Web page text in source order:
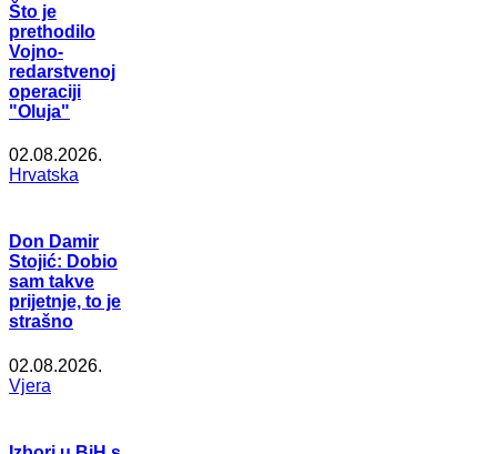
Što je
prethodilo
Vojno-
redarstvenoj
operaciji
"Oluja"
02.08.2026.
Hrvatska
Don Damir
Stojić: Dobio
sam takve
prijetnje, to je
strašno
02.08.2026.
Vjera